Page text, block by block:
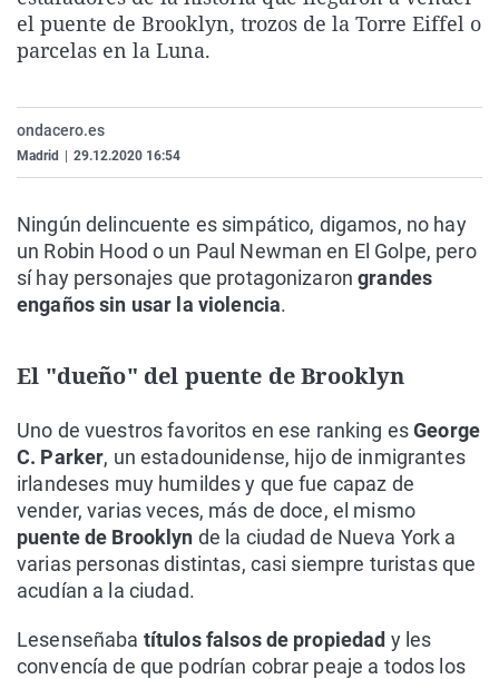
La rosa de los vientos
Caso
Extremadura
País Vasco
Virales
el puente de Brooklyn, trozos de la Torre Eiffel o
parcelas en la Luna.
ondacero.es
Madrid 29.12.2020 16:54
Ningún delincuente es simpático, digamos, no hay
un Robin Hood o un Paul Newman en El Golpe, pero
sí hay personajes que protagonizarongrandes
engaños sin usar la violencia.
El "dueño" del puente de Brooklyn
Uno de vuestros favoritos en ese ranking esGeorge
C. Parker, un estadounidense, hijo de inmigrantes
irlandeses muy humildes y que fue capaz de
vender, varias veces, más de doce, el mismo
puente de Brooklyn de la ciudad de Nueva York a
varias personas distintas, casi siempre turistas que
acudían a la ciudad.
Lesenseñaba títulos falsos de propiedad y les
convencía de que podrían cobrar peaje a todos los